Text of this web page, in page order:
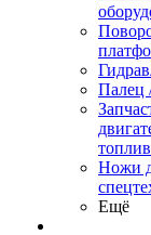
Палец
Ножи
Ещё